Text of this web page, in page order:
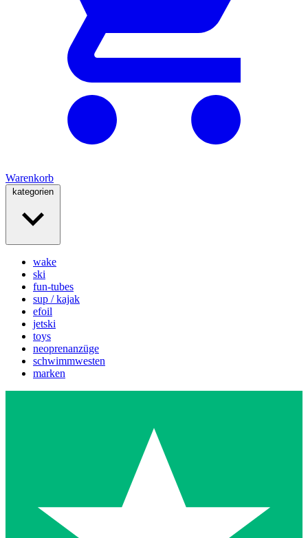
Warenkorb
kategorien
wake
ski
fun-tubes
sup / kajak
efoil
jetski
toys
neoprenanzüge
schwimmwesten
marken